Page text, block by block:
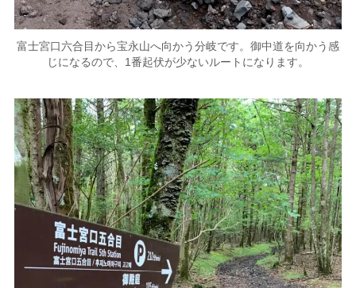
富士宮口六合目から宝永山へ向かう分岐です。御中道を向かう感
じになるので、1番起伏が少ないルートになります。